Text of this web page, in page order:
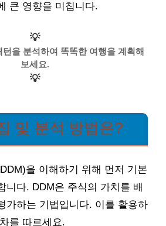
큰 영향을 미칩니다.
💡
을 분석하여 똑똑한 여행을 계획해
보세요.
💡
및 분석 방법은?
을 이해하기 위해 먼저 기본
니다. DDM은 주식의 가치를 배
가하는 기법입니다. 이를 활용하
를 따르세요.